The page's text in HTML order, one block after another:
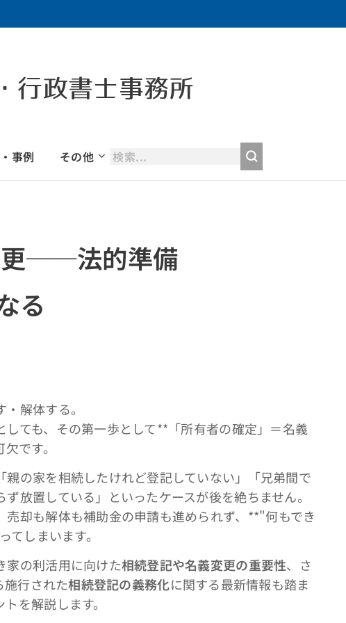
行政書士事務所
事例 その他
更──法的準備
る
解体する。
しても、その第一歩として**「所有者の確定」＝名義
です。
親の家を相続したけれど登記していない」「兄弟間で
放置している」といったケースが後を絶ちません。
売却も解体も補助金の申請も進められず、**"何もでき
てしまいます。
家の利活用に向けた相続登記や名義変更の重要性、さ
施行された相続登記の義務化に関する最新情報も踏ま
を解説します。